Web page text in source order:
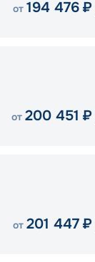
от 194 476 ₽
от 200 451 ₽
от 201 447 ₽